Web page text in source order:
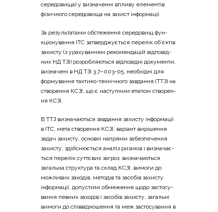
сере­до­ви­ща) у визна­чен­ні впли­ву еле­мен­тів
фізи­чно­го сере­до­ви­ща на захист інформації.
За резуль­та­та­ми обсте­же­н­ня сере­до­вищ фун­
кціо­ну­ва­н­ня ІТС затвер­джу­є­ться пере­лік об’єктів
захи­сту (з ура­ху­ва­н­ням реко­мен­да­цій від­по­від­
них НД ТЗІ) роз­ро­бля­ю­ться від­по­від­ні доку­мен­ти,
визна­че­ні в НД ТЗІ 3.7–003-05, необ­хі­дні для
фор­му­ва­н­ня такти­ко-техні­чно­го зав­да­н­ня (ТТЗ) на
ство­ре­н­ня КСЗІ, що є насту­пним ета­пом ство­ре­н­
ня КСЗІ.
В ТТЗ визна­ча­ю­ться зав­да­н­ня захи­сту інфор­ма­ції
в ІТС, мета ство­ре­н­ня КСЗІ, варі­ант вирі­ше­н­ня
задач захи­сту, основ­ні напря­ми забез­пе­че­н­ня
захи­сту, здій­сню­є­ться ана­ліз ризи­ків і визна­ча­є­
ться пере­лік сут­тє­вих загроз, визна­ча­ю­ться
загаль­на стру­кту­ра та склад КСЗІ, вимо­ги до
можли­вих захо­дів, мето­дів та засо­бів захи­сту
інфор­ма­ції, допу­сти­мі обме­же­н­ня щодо засто­су­
ва­н­ня пев­них захо­дів і засо­бів захи­сту, загаль­ні
вимо­ги до спів­від­но­ше­н­ня та меж засто­су­ва­н­ня в